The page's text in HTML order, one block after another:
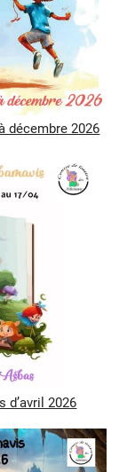
décembre 2026
d’avril 2026